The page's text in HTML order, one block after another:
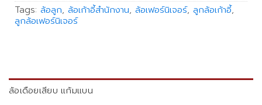
Tags: ล้อลูก, ล้อเก้าอี้สำนักงาน, ล้อเฟอร์นิเจอร์, ลูกล้อเก้าอี้,
ลูกล้อเฟอร์นิเจอร์
ล้อเดือยเสียบ แก้มแบน